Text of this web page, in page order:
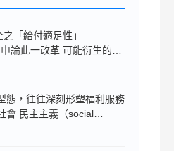
「給付適足性」
論此一改革 可能衍生的疑
的配套措施。（9 分）
態，往往深刻形塑福利服務
會 民主主義（social
義（neoliberalism；新右